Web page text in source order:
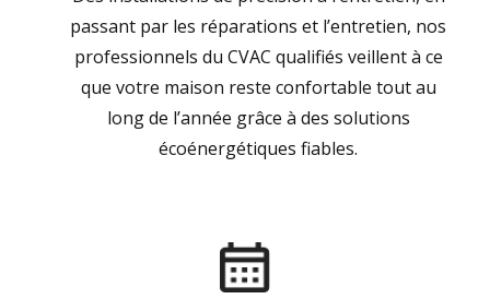
passant par les réparations et l’entretien, nos
professionnels du CVAC qualifiés veillent à ce
que votre maison reste confortable tout au
long de l’année grâce à des solutions
écoénergétiques fiables.